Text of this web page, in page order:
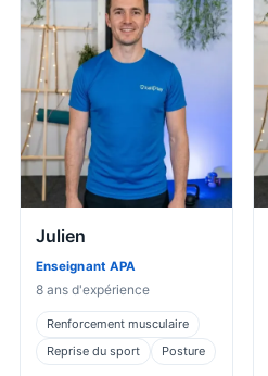
Julien
Enseignant APA
8 ans d'expérience
Renforcement musculaire
Reprise du sport
Posture